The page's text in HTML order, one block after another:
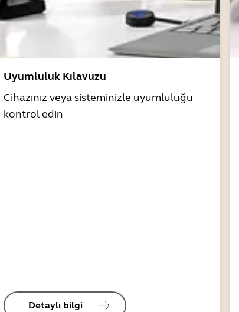
Uyumluluk Kılavuzu
Cihazınız veya sisteminizle uyumluluğu
kontrol edin
Detaylı bilgi